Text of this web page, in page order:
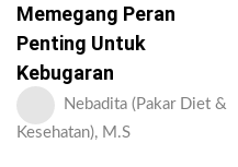
Memegang Peran
Penting Untuk
Kebugaran
Nebadita (Pakar Diet &
Kesehatan), M.S